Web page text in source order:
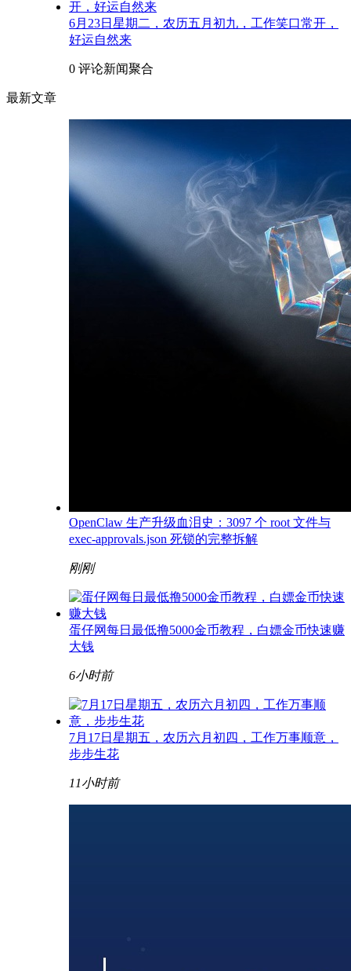
6月23日星期二，农历五月初九，工作笑口常开，
好运自然来
0 评论新闻聚合
最新文章
OpenClaw 生产升级血泪史：3097 个 root 文件与
exec-approvals.json 死锁的完整拆解
刚刚
蛋仔网每日最低撸5000金币教程，白嫖金币快速赚
大钱
6小时前
7月17日星期五，农历六月初四，工作万事顺意，
步步生花
11小时前